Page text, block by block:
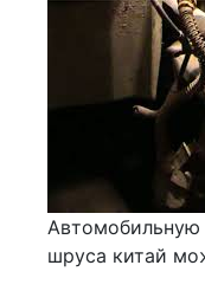
Автомобильную
шруса китай